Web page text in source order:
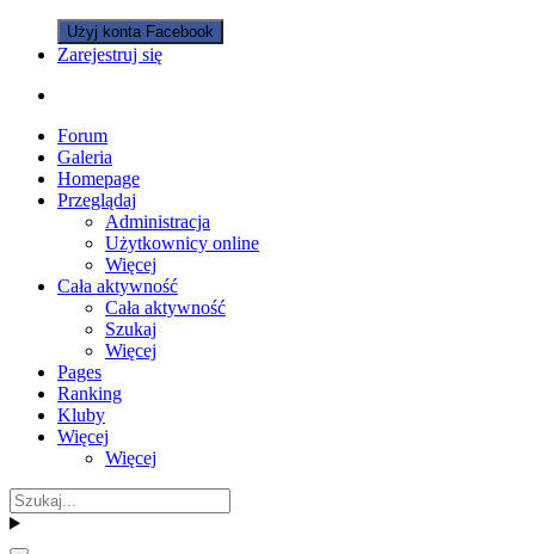
Użyj konta Facebook
Zarejestruj się
Forum
Galeria
Homepage
Przeglądaj
Administracja
Użytkownicy online
Więcej
Cała aktywność
Cała aktywność
Szukaj
Więcej
Pages
Ranking
Kluby
Więcej
Więcej